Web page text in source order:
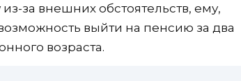
за внешних обстоятельств, ему,
выйти на пенсию за два
возраста.